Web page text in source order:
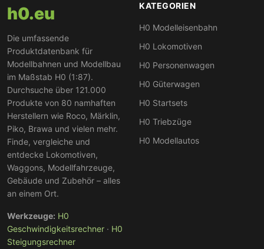
h0.eu
Die umfassende
Produktdatenbank für
Modellbahnen und Modellbau
im Maßstab H0 (1:87).
Durchsuche über 121.000
Produkte von 80 namhaften
Herstellern wie Roco, Märklin,
Piko, Brawa und vielen mehr.
Finde, vergleiche und
entdecke Lokomotiven,
Waggons, Modellfahrzeuge,
Gebäude und Zubehör – alles
an einem Ort.
Werkzeuge: H0
Geschwindigkeitsrechner · H0
Steigungsrechner
KATEGORIEN
H0 Modelleisenbahn
H0 Lokomotiven
H0 Personenwagen
H0 Güterwagen
H0 Startsets
H0 Triebzüge
H0 Modellautos